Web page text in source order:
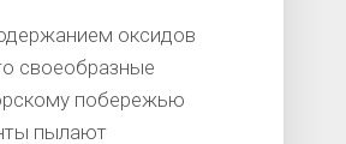
оксидов
своеобразные
побережью
пылают